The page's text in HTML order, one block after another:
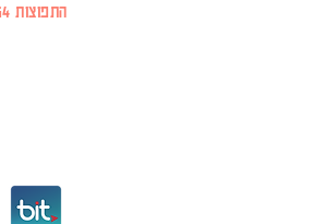
התפוצות 54 רמת גן